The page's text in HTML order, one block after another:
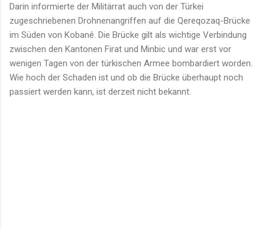
Darin informierte der Militärrat auch von der Türkei
zugeschriebenen Drohnenangriffen auf die Qereqozaq-Brücke
im Süden von Kobanê. Die Brücke gilt als wichtige Verbindung
zwischen den Kantonen Firat und Minbic und war erst vor
wenigen Tagen von der türkischen Armee bombardiert worden.
Wie hoch der Schaden ist und ob die Brücke überhaupt noch
passiert werden kann, ist derzeit nicht bekannt.